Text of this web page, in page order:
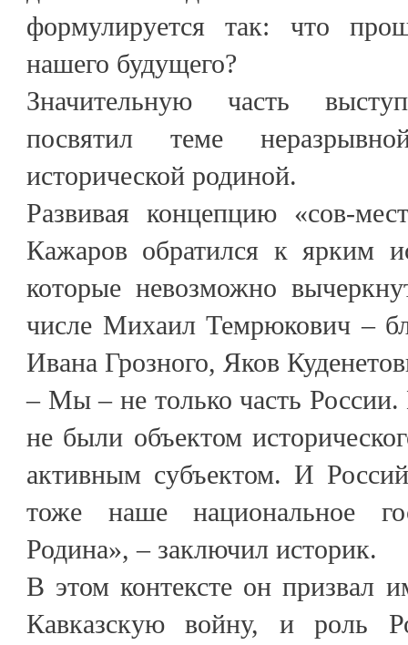
формулируется так: что
нашего будущего?
Значительную часть
посвятил теме
исторической родиной.
Развивая концепцию «сов-
Кажаров обратился к ярким
которые невозможно
числе Михаил Темрюкович –
Ивана Грозного, Яков
– Мы – не только часть
не были объектом
активным субъектом. И
тоже наше национальное
Родина», – заключил историк.
В этом контексте он призвал
Кавказскую войну, и роль